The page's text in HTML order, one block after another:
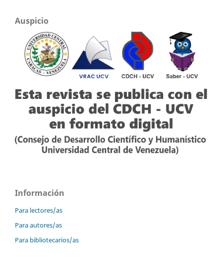
Auspicio
Información
Para lectores/as
Para autores/as
Para bibliotecarios/as